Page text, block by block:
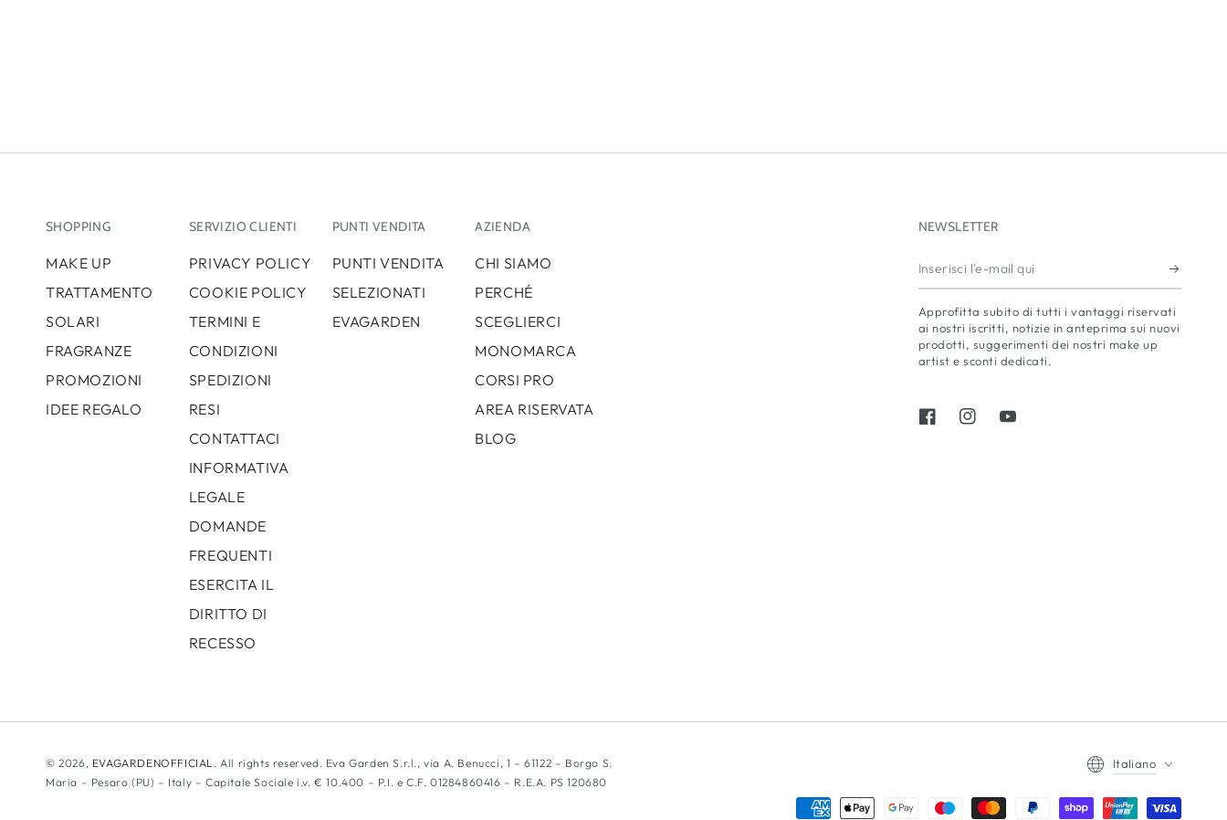
SHOPPING
MAKE UP
TRATTAMENTO
SOLARI
FRAGRANZE
PROMOZIONI
IDEE REGALO
SERVIZIO CLIENTI
PRIVACY POLICY
COOKIE POLICY
TERMINI E
CONDIZIONI
SPEDIZIONI
RESI
CONTATTACI
INFORMATIVA
LEGALE
DOMANDE
FREQUENTI
ESERCITA IL
DIRITTO DI
RECESSO
PUNTI VENDITA
PUNTI VENDITA
SELEZIONATI
EVAGARDEN
AZIENDA
CHI SIAMO
PERCHÉ
SCEGLIERCI
MONOMARCA
CORSI PRO
AREA RISERVATA
BLOG
NEWSLETTER
Inserisci
l'e-
mail
qui
Approfitta subito di tutti i vantaggi riservati
ai nostri iscritti, notizie in anteprima sui nuovi
prodotti, suggerimenti dei nostri make up
artist e sconti dedicati.
FacebookInstagramYouTube
© 2026, EVAGARDENOFFICIAL. All rights reserved. Eva Garden S.r.l., via A. Benucci, 1 – 61122 – Borgo S.
Maria – Pesaro (PU) – Italy – Capitale Sociale i.v. € 10.400 – P.I. e C.F. 01284860416 – R.E.A. PS 120680
Lingua
Italiano